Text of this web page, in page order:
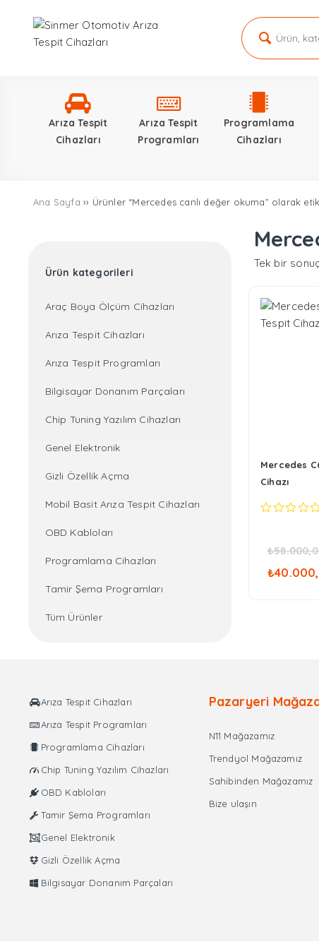
Arıza Tespit
Cihazları
Arıza Tespit
Programları
Programlama
Cihazları
Ana Sayfa ›› Ürünler “Mercedes canlı değer okuma” olarak
Ürün kategorileri
Araç Boya Ölçüm Cihazları
Arıza Tespit Cihazları
Arıza Tespit Programları
Bilgisayar Donanım Parçaları
Chip Tuning Yazılım Cihazları
Genel Elektronik
Gizli Özellik Açma
Mobil Basit Arıza Tespit Cihazları
OBD Kabloları
Programlama Cihazları
Tamir Şema Programları
Tüm Ürünler
Tek bir
Mercedes
Cihazı
₺
₺
Arıza Tespit Cihazları
Arıza Tespit Programları
Programlama Cihazları
Chip Tuning Yazılım Cihazları
OBD Kabloları
Tamir Şema Programları
Genel Elektronik
Gizli Özellik Açma
Bilgisayar Donanım Parçaları
Pazaryeri
N11 Mağazamız
Trendyol Mağazamız
Sahibinden Mağazamız
Bize ulaşın